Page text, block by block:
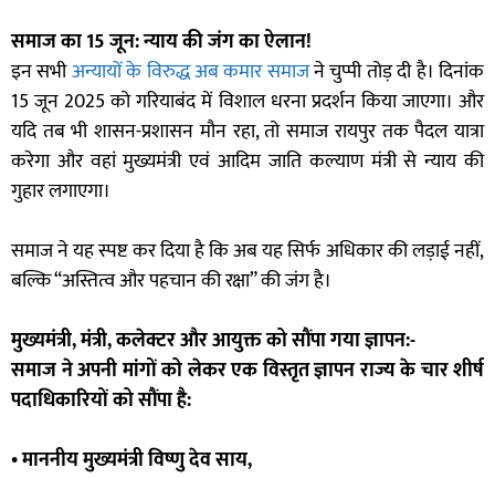
समाज का 15 जून: न्याय की जंग का ऐलान!
इन सभीअन्यायों के विरुद्ध अब कमार समाजने चुप्पी तोड़ दी है। दिनांक
15 जून 2025 को गरियाबंद में विशाल धरना प्रदर्शन किया जाएगा। और
यदि तब भी शासन-प्रशासन मौन रहा, तो समाज रायपुर तक पैदल यात्रा
करेगा और वहां मुख्यमंत्री एवं आदिम जाति कल्याण मंत्री से न्याय की
गुहार लगाएगा।
समाज ने यह स्पष्ट कर दिया है कि अब यह सिर्फ अधिकार की लड़ाई नहीं,
बल्कि “अस्तित्व और पहचान की रक्षा” की जंग है।
मुख्यमंत्री, मंत्री, कलेक्टर और आयुक्त को सौंपा गया ज्ञापन:-
समाज ने अपनी मांगों को लेकर एक विस्तृत ज्ञापन राज्य के चार शीर्ष
पदाधिकारियों को सौंपा है:
• माननीय मुख्यमंत्री विष्णु देव साय,